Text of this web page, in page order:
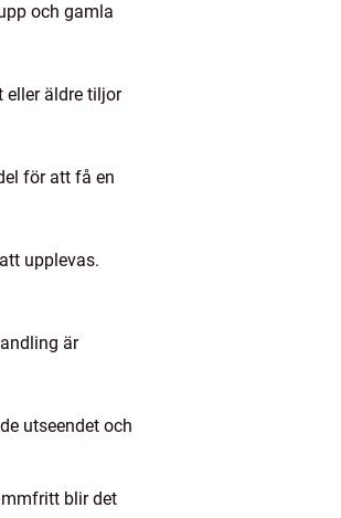
och gamla
eller äldre tiljor
för att få en
upplevas.
är
utseendet och
blir det